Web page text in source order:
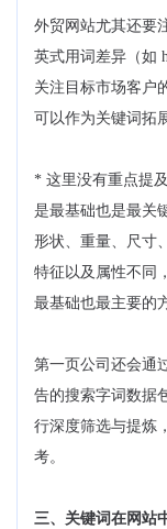
外贸网站尤其还要
英式用词差异（如
关注目标市场客户
可以作为关键词拓
* 这里没有重点提
是最基础也是最关
形状、重量、尺寸
特征以及属性不同
最基础也最主要的
第一页公司还会通
告的搜索字词数据
行深度筛选与提炼
考。
三、关键词在网站